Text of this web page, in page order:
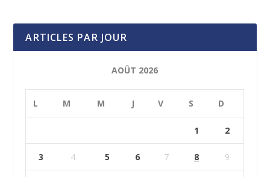
ARTICLES PAR JOUR
AOÛT 2026
L M M J V S D
1 2
3 4 5 6 7 8 9